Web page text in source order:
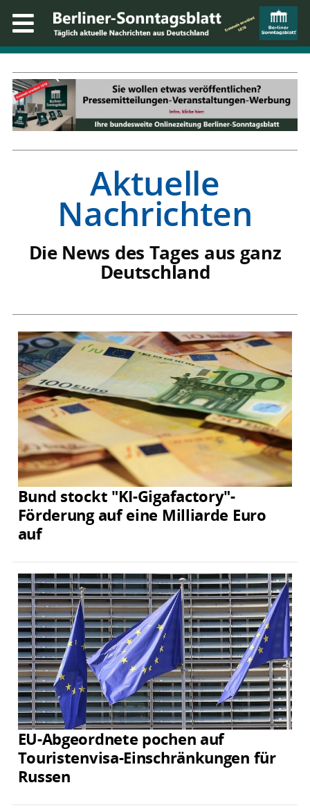
Aktuelle
Nachrichten
Die News des Tages aus ganz
Deutschland
Bund stockt "KI-Gigafactory"-
Förderung auf eine Milliarde Euro
auf
EU-Abgeordnete pochen auf
Touristenvisa-Einschränkungen für
Russen